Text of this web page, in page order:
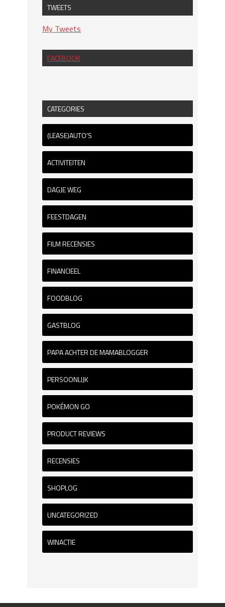
TWEETS
My Tweets
FACEBOOK
CATEGORIES
(LEASE)AUTO'S
ACTIVITEITEN
DAGJE WEG
FEESTDAGEN
FILM RECENSIES
FINANCIEEL
FOODBLOG
GASTBLOG
PAPA ACHTER DE MAMABLOGGER
PERSOONLIJK
POKÉMON GO
PRODUCT REVIEWS
RECENSIES
SHOPLOG
UNCATEGORIZED
WINACTIE